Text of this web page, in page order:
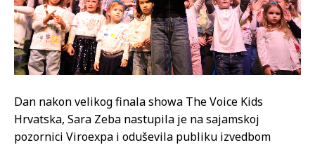
Dan nakon velikog finala showa The Voice Kids
Hrvatska, Sara Zeba nastupila je na sajamskoj
pozornici Viroexpa i oduševila publiku izvedbom